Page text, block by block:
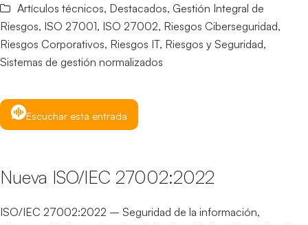
Artículos técnicos, Destacados, Gestión Integral de
Riesgos, ISO 27001, ISO 27002, Riesgos Ciberseguridad,
Riesgos Corporativos, Riesgos IT, Riesgos y Seguridad,
Sistemas de gestión normalizados
Escuchar esta entrada
Nueva ISO/IEC 27002:2022
ISO/IEC 27002:2022 – Seguridad de la información,